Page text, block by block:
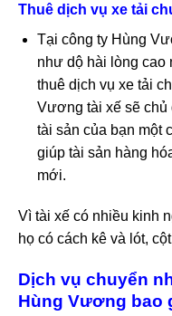
Thuê dịch vụ xe tải
Tại công ty Hùng
như dộ hài lòng cao
thuê dịch vụ xe tải
Vương tài xế sẽ chủ
tài sản của bạn một
giúp tài sản hàng
mới.
Vì tài xế có nhiều kinh
họ có cách kê và lót,
Dịch vụ chuyển
Hùng Vương bao